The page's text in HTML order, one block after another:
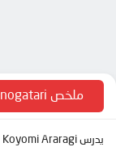
ملخص Tsukimonogatari